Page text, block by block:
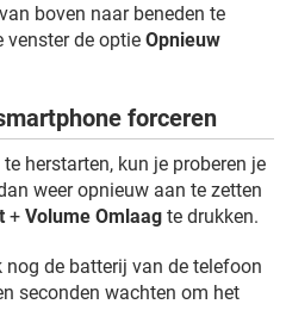
boven naar beneden te
venster de optie Opnieuw
forceren
herstarten, kun je proberen je
weer opnieuw aan te zetten
+ Volume Omlaag te drukken.
de batterij van de telefoon
seconden wachten om het